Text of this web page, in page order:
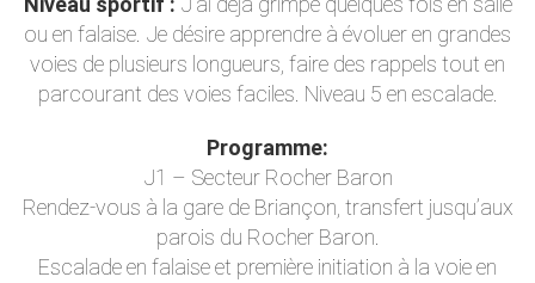
ou en falaise. Je désire apprendre à évoluer en grandes
voies de plusieurs longueurs, faire des rappels tout en
parcourant des voies faciles. Niveau 5 en escalade.
Programme:
J1 – Secteur Rocher Baron
Rendez-vous à la gare de Briançon, transfert jusqu’aux
parois du Rocher Baron.
Escalade en falaise et première initiation à la voie en